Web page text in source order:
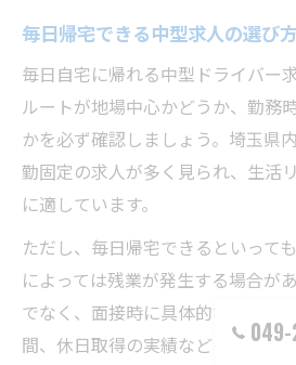
毎日帰宅できる中型求人の選び
毎日自宅に帰れる中型ドライバー
ルートが地場中心かどうか、勤務
かを必ず確認しましょう。埼玉県
勤固定の求人が多く見られ、生活
に適しています。
ただし、毎日帰宅できるといって
によっては残業が発生する場合が
でなく、面接時に具体的な勤務ス
間、休日取得の実績などを質問す